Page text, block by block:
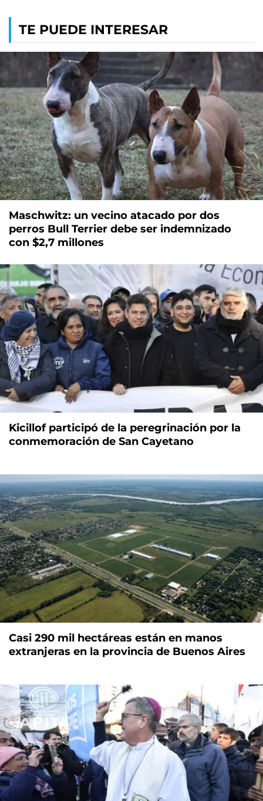
TE PUEDE INTERESAR
Maschwitz: un vecino atacado por dos
perros Bull Terrier debe ser indemnizado
con $2,7 millones
Kicillof participó de la peregrinación por la
conmemoración de San Cayetano
Casi 290 mil hectáreas están en manos
extranjeras en la provincia de Buenos Aires